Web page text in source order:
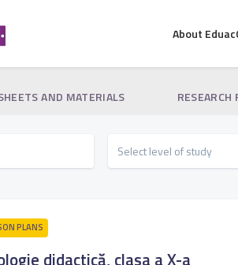
About
AND MATERIALS RESEARCH
PLANS
didactică, clasa a X-a